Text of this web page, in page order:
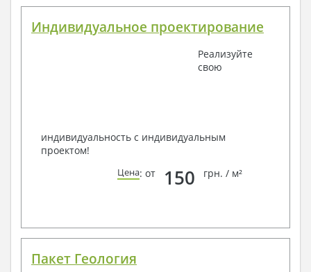
Индивидуальное проектирование
Реализуйте
свою
индивидуальность с индивидуальным
проектом!
Цена: от 150 грн. / м²
Пакет Геология